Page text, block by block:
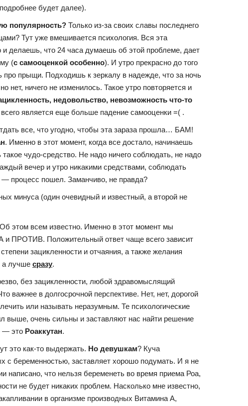
будет далее).
популярность? Только из-за своих славы последнего
Тут уже вмешивается психология. Вся эта
и делаешь, что 24 часа думаешь об этой проблеме, дает
(с самооценкой особенно). И утро прекрасно до того
про прыщи. Подходишь к зеркалу в надежде, что за ночь
нет, ничего не изменилось. Такое утро повторяется и
недовольство, невозможность что-то
всего является еще больше падение самооценки =( .
все, что угодно, чтобы эта зараза прошла… БАМ!
. Именно в этот момент, когда все достало, начинаешь
такое чудо-средство. Не надо ничего соблюдать, не надо
вечер и утро никакими средствами, соблюдать
— процесс пошел. Заманчиво, не правда?
минуса (один очевидный и известный, а второй не
Об этом всем известно. Именно в этот момент мы
и ПРОТИВ. Положительный ответ чаще всего зависит
зацикленности и отчаяния, а также желания
а лучше сразу.
без зацикленности, любой здравомыслящий
важнее в долгосрочной перспективе. Нет, нет, дорогой
или называть неразумным. Те психологические
выше, очень сильны и заставляют нас найти решение
— это Роаккутан.
это как-то выдержать. Но девушкам? Куча
с беременностью, заставляет хорошо подумать. И я не
написано, что нельзя беременеть во время приема Роа,
не будет никаких проблем. Насколько мне известно,
в организме производных Витамина А,